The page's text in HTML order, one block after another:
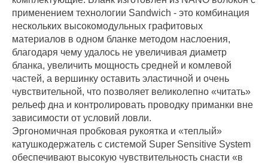
применением технологии Sandwich - это комбинация
нескольких высокомодульных графитовых
материалов в одном бланке методом наслоения,
благодаря чему удалось не увеличивая диаметр
бланка, увеличить мощность средней и комлевой
частей, а вершинку оставить эластичной и очень
чувствительной, что позволяет великолепно «читать»
рельеф дна и контролировать проводку приманки вне
зависимости от условий ловли.
Эргономичная пробковая рукоятка и «теплый»
катушкодержатель с системой Super Sensitive System
обеспечивают высокую чувствительность снасти «в